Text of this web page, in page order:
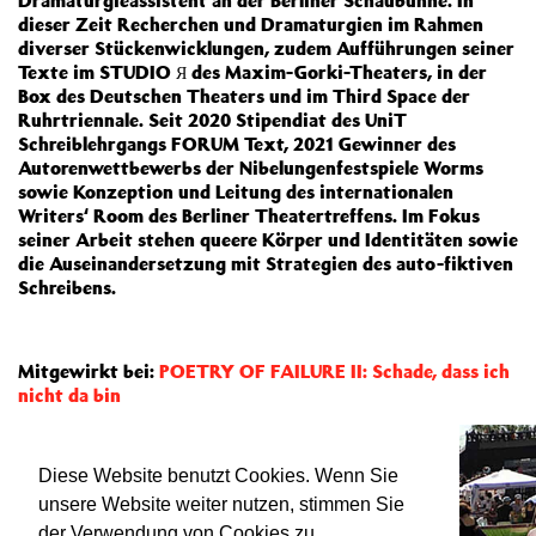
Diese Website benutzt Cookies. Wenn Sie
unsere Website weiter nutzen, stimmen Sie
dieser Zeit Recherchen und Dramaturgien im Rahmen
diverser Stückenwicklungen, zudem Aufführungen seiner
Texte im STUDIO Я des Maxim-Gorki-Theaters, in der
Box des Deutschen Theaters und im Third Space der
Ruhrtriennale. Seit 2020 Stipendiat des UniT
Schreiblehrgangs FORUM Text, 2021 Gewinner des
Autorenwettbewerbs der Nibelungenfestspiele Worms
sowie Konzeption und Leitung des internationalen
Writers‘ Room des Berliner Theatertreffens. Im Fokus
seiner Arbeit stehen queere Körper und Identitäten sowie
die Auseinandersetzung mit Strategien des auto-fiktiven
Schreibens.
Mitgewirkt bei: POETRY OF FAILURE II: Schade, dass ich
nicht da bin